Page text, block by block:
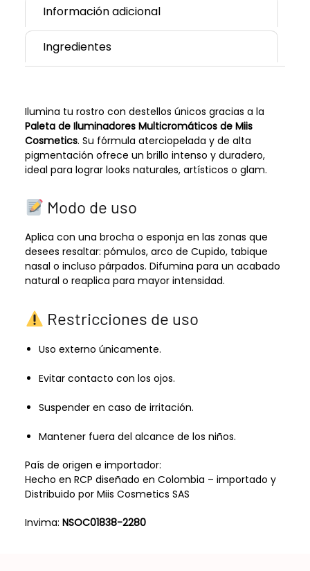
Información adicional
Ingredientes
Ilumina tu rostro con destellos únicos gracias a la
Paleta de Iluminadores Multicromáticos de Miis
Cosmetics. Su fórmula aterciopelada y de alta
pigmentación ofrece un brillo intenso y duradero,
ideal para lograr looks naturales, artísticos o glam.
Modo de uso
Aplica con una brocha o esponja en las zonas que
desees resaltar: pómulos, arco de Cupido, tabique
nasal o incluso párpados. Difumina para un acabado
natural o reaplica para mayor intensidad.
Restricciones de uso
Uso externo únicamente.
Evitar contacto con los ojos.
Suspender en caso de irritación.
Mantener fuera del alcance de los niños.
País de origen e importador:
Hecho en RCP diseñado en Colombia – importado y
Distribuido por Miis Cosmetics SAS
Invima: NSOC01838-2280